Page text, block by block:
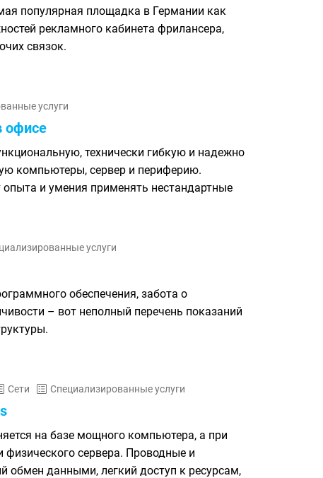
популярная площадка в Германии как
рекламного кабинета фрилансера,
связок.
услуги
офисе
технически гибкую и надежно
компьютеры, сервер и периферию.
и умения применять нестандартные
услуги
обеспечения, забота о
– вот неполный перечень показаний
Сети Специализированные услуги
на базе мощного компьютера, а при
физического сервера. Проводные и
обмен данными, легкий доступ к ресурсам,